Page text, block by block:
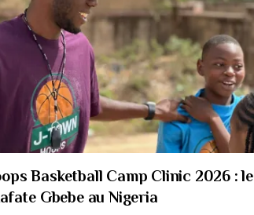
Basketball Camp Clinic 2026 : le
Gbebe au Nigeria